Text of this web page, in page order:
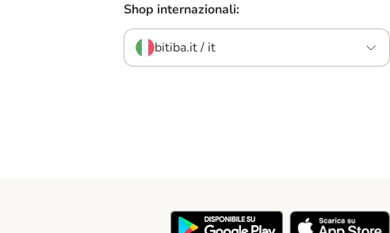
Shop internazionali:
bitiba.it / it